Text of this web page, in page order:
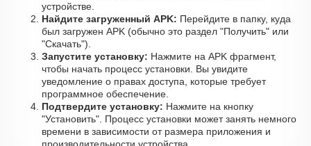
устройстве.
Найдите загруженный APK: Перейдите в папку, куда
был загружен APK (обычно это раздел "Получить" или
"Скачать").
Запустите установку: Нажмите на APK фрагмент,
чтобы начать процесс установки. Вы увидите
уведомление о правах доступа, которые требует
программное обеспечение.
Подтвердите установку: Нажмите на кнопку
"Установить". Процесс установки может занять немного
времени в зависимости от размера приложения и